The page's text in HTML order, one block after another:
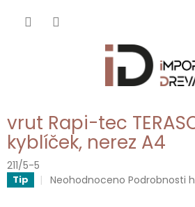
vrut Rapi-tec
kyblíček, nerez A4
211/5-5
Tip
Průměrné
Neohodnoceno Podrobnosti